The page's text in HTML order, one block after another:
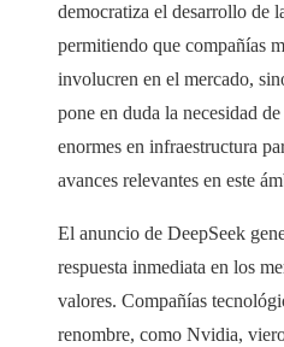
democratiza el desarrollo de
permitiendo que compañías
involucren en el mercado,
pone en duda la necesidad
enormes en infraestructura
avances relevantes en este
El anuncio de DeepSeek
respuesta inmediata en los
valores. Compañías
renombre, como Nvidia,